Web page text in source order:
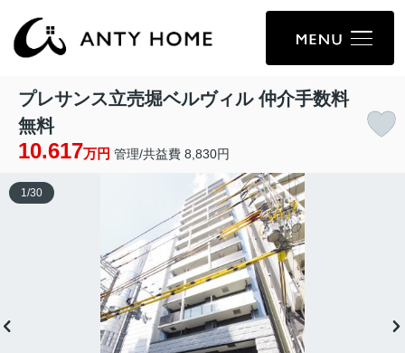
プレサンス立売堀ベルヴィル 仲介手数料
無料
10.617万円 管理/共益費 8,830円
1 /30